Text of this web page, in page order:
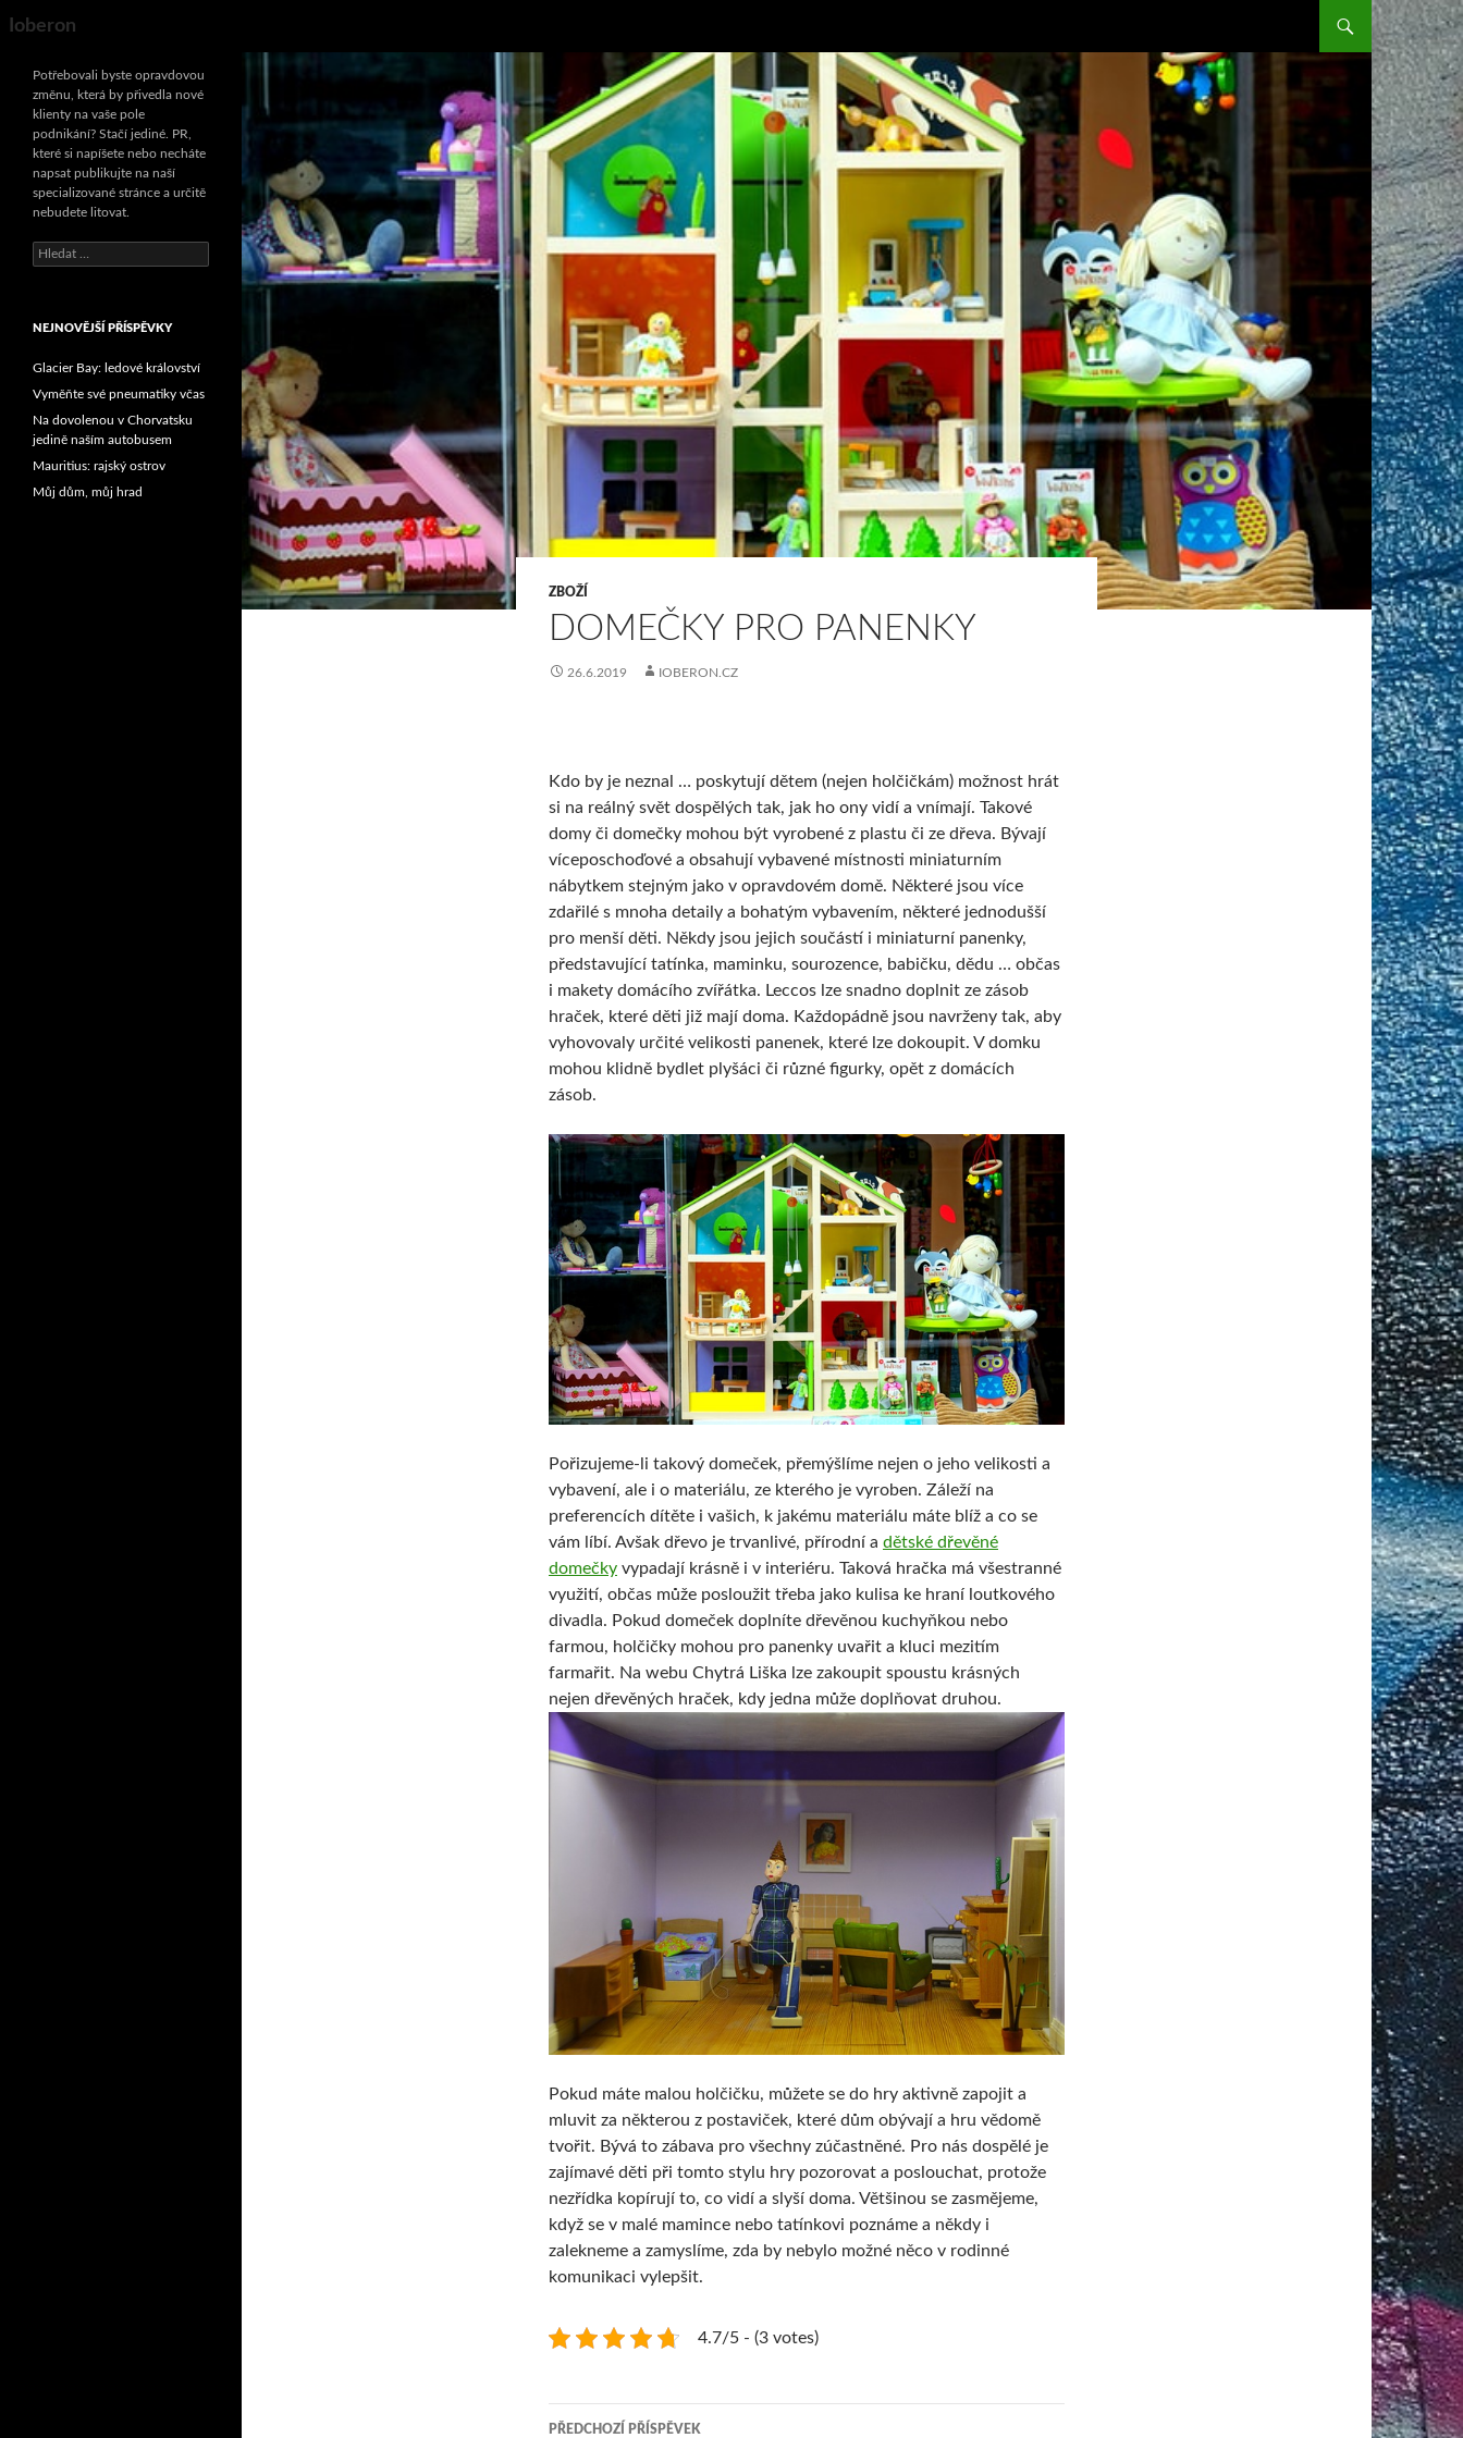
Ioberon
SKIP TO CONTENT
ZBOŽÍ
DOMEČKY PRO PANENKY
26.6.2019 IOBERON.CZ
Kdo by je neznal … poskytují dětem (nejen holčičkám) možnost hrát
si na reálný svět dospělých tak, jak ho ony vidí a vnímají. Takové
domy či domečky mohou být vyrobené z plastu či ze dřeva. Bývají
víceposchoďové a obsahují vybavené místnosti miniaturním
nábytkem stejným jako v opravdovém domě. Některé jsou více
zdařilé s mnoha detaily a bohatým vybavením, některé jednodušší
pro menší děti. Někdy jsou jejich součástí i miniaturní panenky,
představující tatínka, maminku, sourozence, babičku, dědu … občas
i makety domácího zvířátka. Leccos lze snadno doplnit ze zásob
hraček, které děti již mají doma. Každopádně jsou navrženy tak, aby
vyhovovaly určité velikosti panenek, které lze dokoupit. V domku
mohou klidně bydlet plyšáci či různé figurky, opět z domácích
zásob.
Pořizujeme-li takový domeček, přemýšlíme nejen o jeho velikosti a
vybavení, ale i o materiálu, ze kterého je vyroben. Záleží na
preferencích dítěte i vašich, k jakému materiálu máte blíž a co se
vám líbí. Avšak dřevo je trvanlivé, přírodní a dětské dřevěné
domečky vypadají krásně i v interiéru. Taková hračka má všestranné
využití, občas může posloužit třeba jako kulisa ke hraní loutkového
divadla. Pokud domeček doplníte dřevěnou kuchyňkou nebo
farmou, holčičky mohou pro panenky uvařit a kluci mezitím
farmařit. Na webu Chytrá Liška lze zakoupit spoustu krásných
nejen dřevěných hraček, kdy jedna může doplňovat druhou.
Pokud máte malou holčičku, můžete se do hry aktivně zapojit a
mluvit za některou z postaviček, které dům obývají a hru vědomě
tvořit. Bývá to zábava pro všechny zúčastněné. Pro nás dospělé je
zajímavé děti při tomto stylu hry pozorovat a poslouchat, protože
nezřídka kopírují to, co vidí a slyší doma. Většinou se zasmějeme,
když se v malé mamince nebo tatínkovi poznáme a někdy i
zalekneme a zamyslíme, zda by nebylo možné něco v rodinné
komunikaci vylepšit.
4.7/5 - (3 votes)
Navigace
PŘEDCHOZÍ PŘÍSPĚVEK
Potřebovali byste opravdovou
změnu, která by přivedla nové
klienty na vaše pole
podnikání? Stačí jediné. PR,
které si napíšete nebo necháte
napsat publikujte na naší
specializované stránce a určitě
nebudete litovat.
Vyhledávání
NEJNOVĚJŠÍ PŘÍSPĚVKY
Glacier Bay: ledové království
Vyměňte své pneumatiky včas
Na dovolenou v Chorvatsku
jedině naším autobusem
Mauritius: rajský ostrov
Můj dům, můj hrad